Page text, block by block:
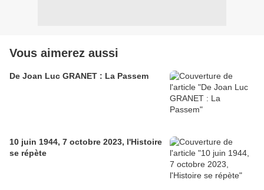
Vous aimerez aussi
De Joan Luc GRANET : La Passem
10 juin 1944, 7 octobre 2023, l'Histoire
se répète